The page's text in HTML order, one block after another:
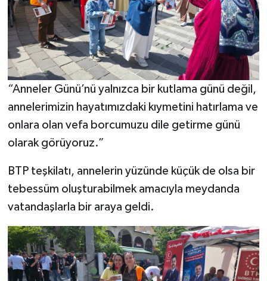
“Anneler Günü’nü yalnızca bir kutlama günü değil,
annelerimizin hayatımızdaki kıymetini hatırlama ve
onlara olan vefa borcumuzu dile getirme günü
olarak görüyoruz.”
BTP teşkilatı, annelerin yüzünde küçük de olsa bir
tebessüm oluşturabilmek amacıyla meydanda
vatandaşlarla bir araya geldi.